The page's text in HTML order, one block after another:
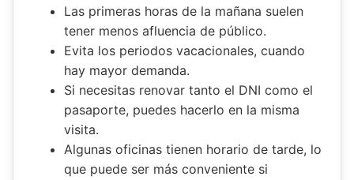
Las primeras horas de la mañana suelen
tener menos afluencia de público.
Evita los periodos vacacionales, cuando
hay mayor demanda.
Si necesitas renovar tanto el DNI como el
pasaporte, puedes hacerlo en la misma
visita.
Algunas oficinas tienen horario de tarde, lo
que puede ser más conveniente si